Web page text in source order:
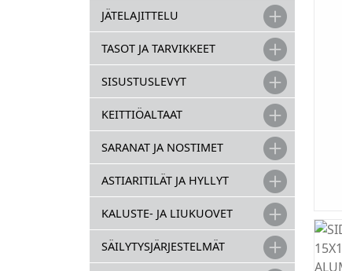
JÄTELAJITTELU
TASOT JA TARVIKKEET
SISUSTUSLEVYT
KEITTIÖALTAAT
SARANAT JA NOSTIMET
ASTIARITILÄT JA HYLLYT
KALUSTE- JA LIUKUOVET
SÄILYTYSJÄRJESTELMÄT